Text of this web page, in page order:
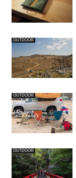
OUTDOOR
OUTDOOR
OUTDOOR